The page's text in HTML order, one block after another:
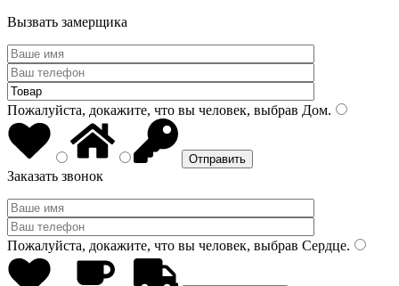
Вызвать замерщика
Пожалуйста, докажите, что вы человек, выбрав Дом.
Заказать звонок
Пожалуйста, докажите, что вы человек, выбрав Сердце.